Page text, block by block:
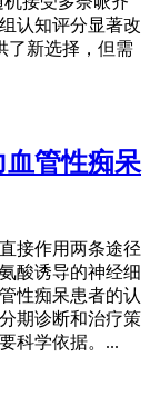
认知评分显著改
了新选择，但需
血管性痴呆
接作用两条途径
酸诱导的神经细
性痴呆患者的认
期诊断和治疗策
科学依据。...